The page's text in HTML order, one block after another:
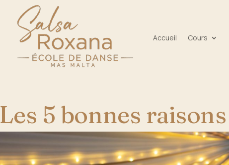
Accueil Cours
Les 5 bonnes